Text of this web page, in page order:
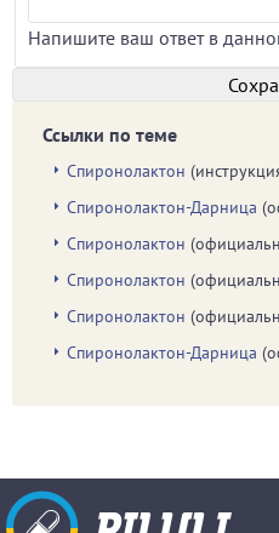
Напишите ваш ответ в
Ссылки по теме
Спиронолактон
Спиронолактон-Дарница
Спиронолактон
Спиронолактон
Спиронолактон
Спиронолактон-Дарница